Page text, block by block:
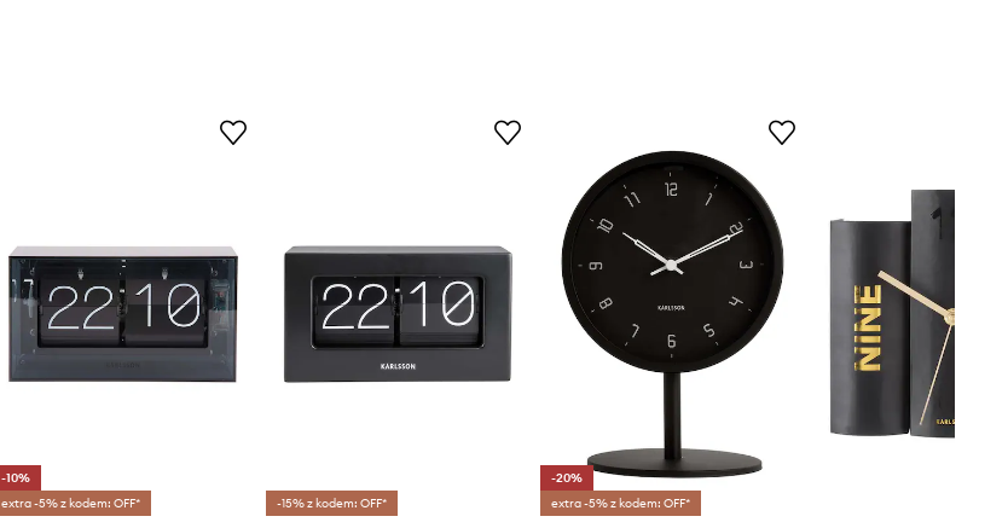
-10%
extra -5% z kodem: OFF*
-15% z kodem: OFF*
-20%
extra -5% z kodem: OFF*